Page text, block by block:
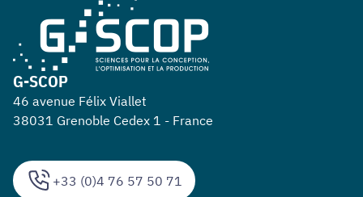
+33 (0)4 76 57 50 71
G-SCOP
46 avenue Félix Viallet
38031 Grenoble Cedex 1 - France